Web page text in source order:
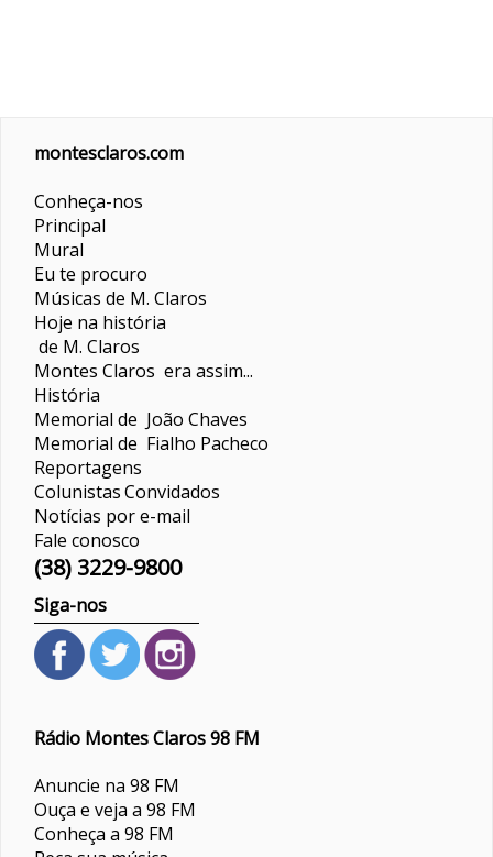
montesclaros.com
Conheça-nos
Principal
Mural
Eu te procuro
Músicas de M. Claros
Hoje na história
de M. Claros
Montes Claros era assim...
História
Memorial de João Chaves
Memorial de Fialho Pacheco
Reportagens
ColunistasConvidados
Notícias por e-mail
Fale conosco
(38) 3229-9800
Siga-nos
Rádio Montes Claros 98 FM
Anuncie na 98 FM
Ouça e veja a 98 FM
Conheça a 98 FM